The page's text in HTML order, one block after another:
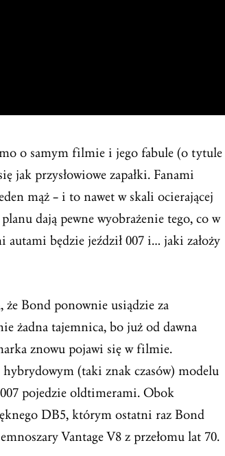
o samym filmie i jego fabule (o tytule
jak przysłowiowe zapałki. Fanami
mąż – i to nawet w skali ocierającej
dają pewne wyobrażenie tego, co w
będzie jeździł 007 i… jaki założy
że Bond ponownie usiądzie za
żadna tajemnica, bo już od dawna
znowu pojawi się w filmie.
(taki znak czasów) modelu
pojedzie oldtimerami. Obok
DB5, którym ostatni raz Bond
Vantage V8 z przełomu lat 70.